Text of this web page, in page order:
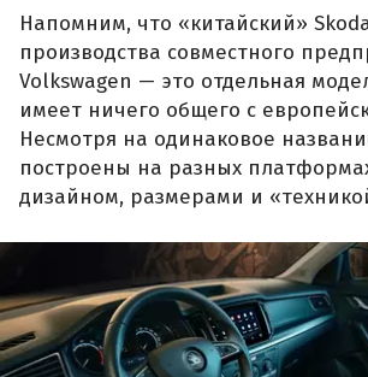
Напомним, что «китайский»
производства совместного
Volkswagen — это отдельная
имеет ничего общего с
Несмотря на одинаковое
построены на разных
дизайном, размерами и